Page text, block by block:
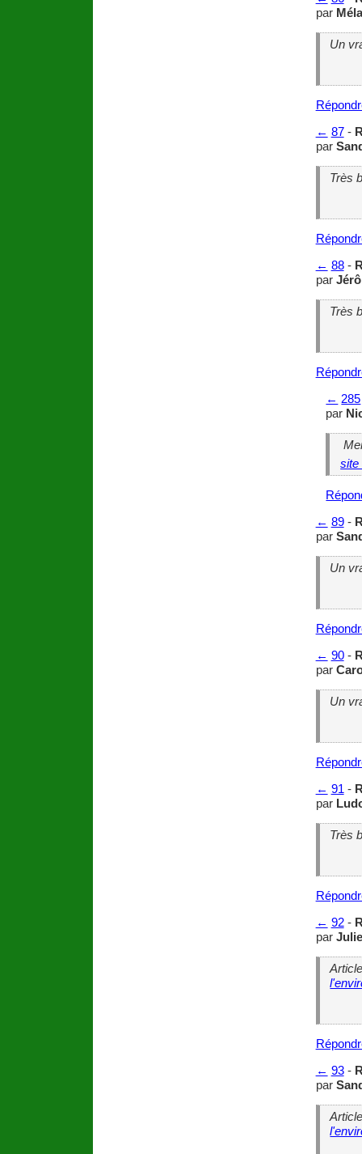
par
Un
← 87-
par
Très
← 88-
par
Très
← 285
par
site
← 89-
par
Un
← 90-
par
Un
← 91 -
par
Très
← 92-
par Julie
← 93-
par